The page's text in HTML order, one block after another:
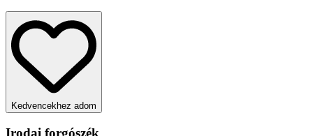
Kedvencekhez adom
Irodai forgószék